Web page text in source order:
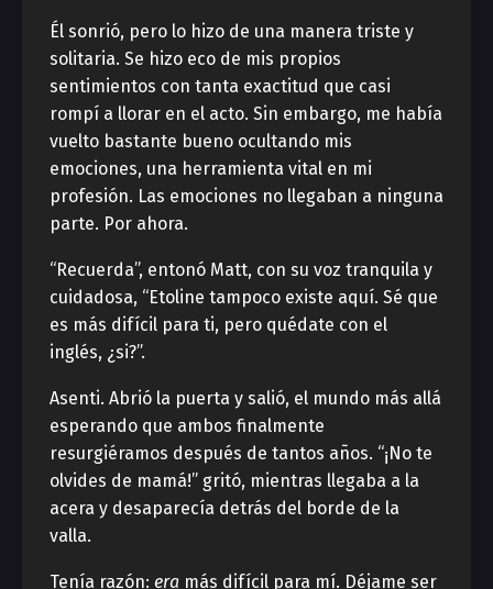
Él sonrió, pero lo hizo de una manera triste y
solitaria. Se hizo eco de mis propios
sentimientos con tanta exactitud que casi
rompí a llorar en el acto. Sin embargo, me había
vuelto bastante bueno ocultando mis
emociones, una herramienta vital en mi
profesión. Las emociones no llegaban a ninguna
parte. Por ahora.
“Recuerda”, entonó Matt, con su voz tranquila y
cuidadosa, “Etoline tampoco existe aquí. Sé que
es más difícil para ti, pero quédate con el
inglés, ¿si?”.
Asenti. Abrió la puerta y salió, el mundo más allá
esperando que ambos finalmente
resurgiéramos después de tantos años. “¡No te
olvides de mamá!” gritó, mientras llegaba a la
acera y desaparecía detrás del borde de la
valla.
Tenía razón: era más difícil para mí. Déjame ser